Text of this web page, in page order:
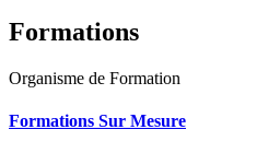
Formations
Organisme de Formation
Formations Sur Mesure